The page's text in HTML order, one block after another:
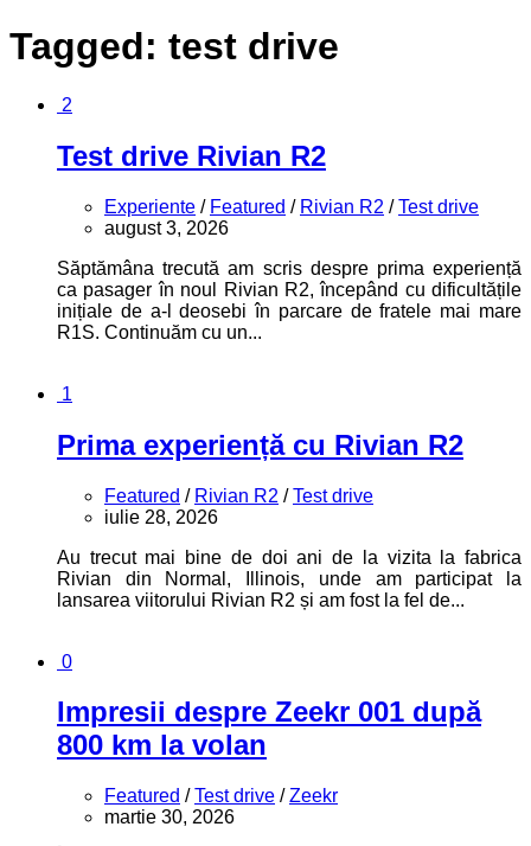
Tagged: test drive
2
Test drive Rivian R2
Experiente / Featured / Rivian R2 /Test drive
august 3, 2026
Săptămâna trecută am scris despre prima experiență
ca pasager în noul Rivian R2, începând cu dificultățile
inițiale de a-l deosebi în parcare de fratele mai mare
R1S. Continuăm cu un...
1
Prima experiență cu Rivian R2
Featured / Rivian R2 /Test drive
iulie 28, 2026
Au trecut mai bine de doi ani de la vizita la fabrica
Rivian din Normal, Illinois, unde am participat la
lansarea viitorului Rivian R2 și am fost la fel de...
0
Impresii despre Zeekr 001 după
800 km la volan
Featured /Test drive /Zeekr
martie 30, 2026